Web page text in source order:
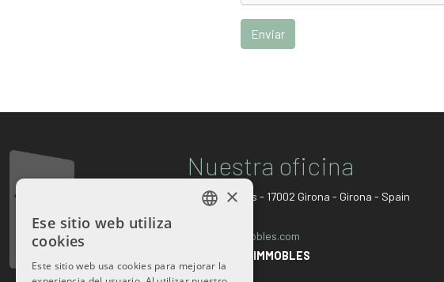
Enviar
Nuestra oficina
C/Creu 46 bxs - 17002 Girona - Girona - Spain
info@totimmobles.com
TOT IMMOBLES
×
Ese sitio web utiliza
cookies
Este sitio web usa cookies para mejorar la